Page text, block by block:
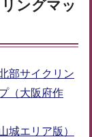
ングマッ
部サイクリン
（大阪府作
城エリア版）